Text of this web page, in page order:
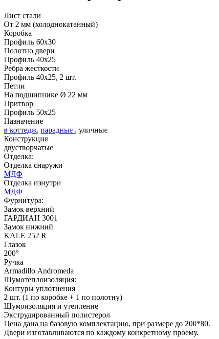
Д-35 С
Д-36 46 30
Д-36 С Д-36 СС
C51
C53
C55 C56
Лист стали
От 2 мм (холоднокатанный)
Коробка
Профиль 60х30
Полотно двери
Профиль 40х25
Ребра жесткости
Профиль 40х25, 2 шт.
Петли
На подшипнике Ø 22 мм
Притвор
Профиль 50х25
Назначение
в коттедж, парадные , уличные
Конструкция
двустворчатые
Отделка:
Отделка снаружи
МДФ
Отделка изнутри
МДФ
Фурнитура:
Замок верхний
ГАРДИАН 3001
Замок нижний
KALE 252 R
Глазок
200°
Ручка
Armadillo Аndromeda
Шумотеплоизоляция:
Контуры уплотнения
2 шт. (1 по коробке + 1 по полотну)
Шумоизоляция и утепление
Экструдированный полистерол
Цена дана на базовую комплектацию, при размере до 200*80.
Двери изготавливаются по каждому конкретному проему.